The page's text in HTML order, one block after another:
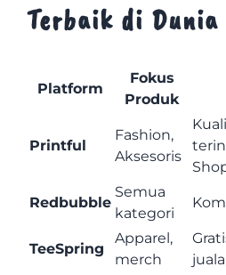
Terbaik di Dunia
Platform
Fokus
Produk
Printful
Fashion,
Aksesoris
Redbubble
Semua
kategori
TeeSpring
Apparel,
merch